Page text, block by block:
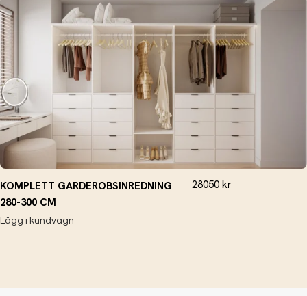
KOMPLETT GARDEROBSINREDNING
280-300 CM
Lägg i kundvagn
28050 kr